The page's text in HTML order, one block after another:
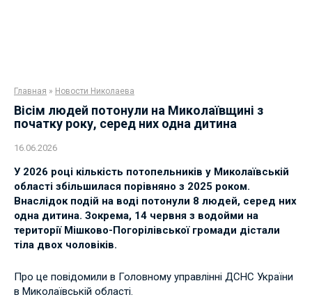
Главная » Новости Николаева
Вісім людей потонули на Миколаївщині з
початку року, серед них одна дитина
16.06.2026
У 2026 році кількість потопельників у Миколаївській
області збільшилася порівняно з 2025 роком.
Внаслідок подій на воді потонули 8 людей, серед них
одна дитина. Зокрема, 14 червня з водойми на
території Мішково-Погорілівської громади дістали
тіла двох чоловіків.
Про це повідомили в Головному управлінні ДСНС України
в Миколаївській області.